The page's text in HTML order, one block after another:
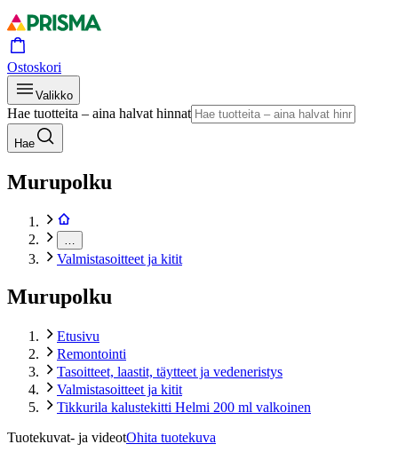
Ostoskori
Valikko
Hae tuotteita – aina halvat hinnat
Hae
Murupolku
Valmistasoitteet ja kitit
Murupolku
Etusivu
Remontointi
Tasoitteet, laastit, täytteet ja vedeneristys
Valmistasoitteet ja kitit
Tikkurila kalustekitti Helmi 200 ml valkoinen
Tuotekuvat- ja videotOhita tuotekuva